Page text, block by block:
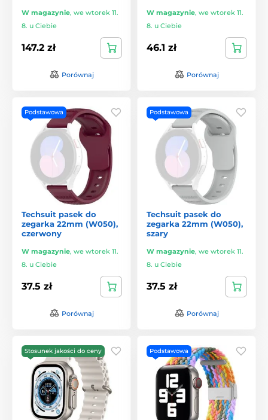
W magazynie, we wtorek 11.
8. u Ciebie
147.2 zł
Porównaj
W magazynie, we wtorek 11.
8. u Ciebie
46.1 zł
Porównaj
Podstawowa
Techsuit pasek do
zegarka 22mm (W050),
czerwony
W magazynie, we wtorek 11.
8. u Ciebie
37.5 zł
Porównaj
Podstawowa
Techsuit pasek do
zegarka 22mm (W050),
szary
W magazynie, we wtorek 11.
8. u Ciebie
37.5 zł
Porównaj
Stosunek jakości do ceny Podstawowa